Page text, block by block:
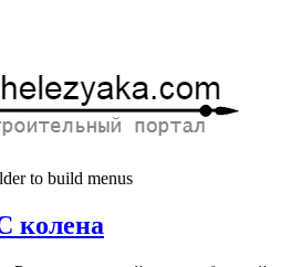
to build menus
колена